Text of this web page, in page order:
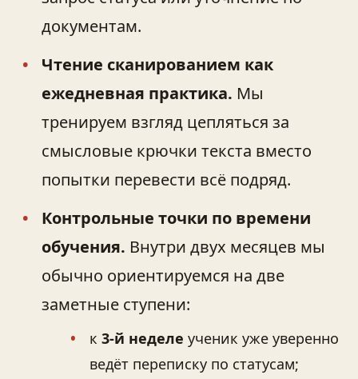
документам.
Чтение сканированием как
ежедневная практика. Мы
тренируем взгляд цепляться за
смысловые крючки текста вместо
попытки перевести всё подряд.
Контрольные точки по времени
обучения. Внутри двух месяцев мы
обычно ориентируемся на две
заметные ступени:
к 3-й неделе ученик уже уверенно
ведёт переписку по статусам;